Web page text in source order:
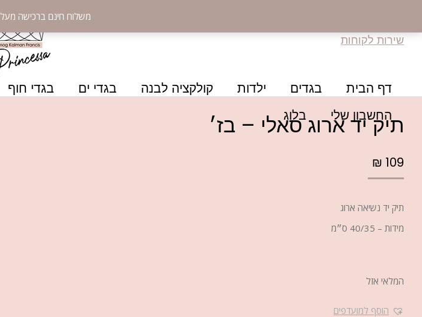
משלוח חינם ברכישה מעל 399 ש״ח
שירות לקוחות
דף הבית בגדים ילדות קולקציה לבנה בגדי ים בגדי חוף
החשבון שלי
בלוג
תיק יד ארוג סאלי – בז׳
₪ 109
תיק יד נשיאה ארוג
מידות – 40/35 ס״מ
המלאי אזל
הוסף למועדפים